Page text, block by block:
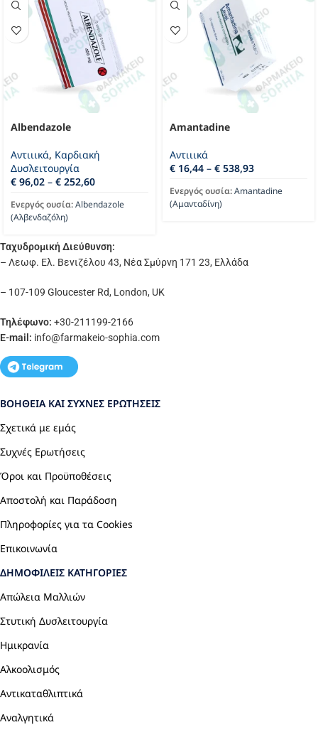
Albendazole
Αντιιικά, Καρδιακή
Δυσλειτουργία
€ 96,02 – € 252,60
Ενεργός ουσία:Albendazole
(Αλβενδαζόλη)
Amantadine
Αντιιικά
€ 16,44 – € 538,93
Ενεργός ουσία:Amantadine
(Αμανταδίνη)
Ταχυδρομική Διεύθυνση:
– Λεωφ. Ελ. Βενιζέλου 43, Νέα Σμύρνη 171 23, Ελλάδα
– 107-109 Gloucester Rd, London, UK
Τηλέφωνο: +30-211199-2166
E-mail: info@farmakeio-sophia.com
ΒΟΉΘΕΙΑ ΚΑΙ ΣΥΧΝΈΣ ΕΡΩΤΉΣΕΙΣ
Σχετικά με εμάς
Συχνές Ερωτήσεις
Όροι και Προϋποθέσεις
Αποστολή και Παράδοση
Πληροφορίες για τα Cookies
Επικοινωνία
ΔΗΜΟΦΙΛΕΊΣ ΚΑΤΗΓΟΡΊΕΣ
Απώλεια Μαλλιών
Στυτική Δυσλειτουργία
Ημικρανία
Αλκοολισμός
Αντικαταθλιπτικά
Αναλγητικά